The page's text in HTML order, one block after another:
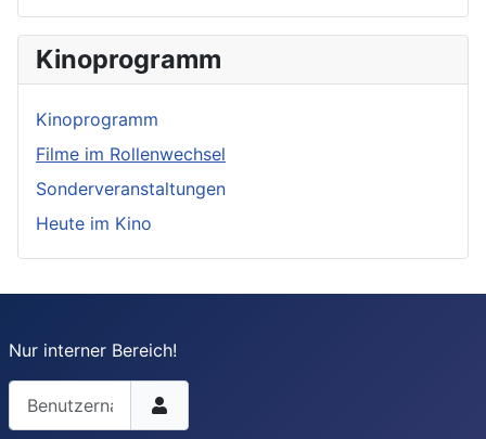
Kinoprogramm
Kinoprogramm
Filme im Rollenwechsel
Sonderveranstaltungen
Heute im Kino
Nur interner Bereich!